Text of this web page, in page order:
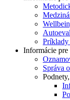
Príklady
Informácie
Správa